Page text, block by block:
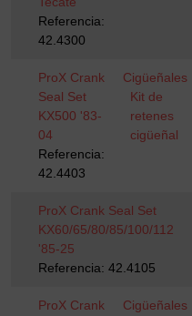
Referencia:
42.4300
ProX Crank
Seal Set
KX500 '83-
04
Referencia:
42.4403
Cigüeñales
Kit de
retenes
cigüeñal
ProX Crank Seal Set
KX60/65/80/85/100/112
'85-25
Referencia: 42.4105
ProX Crank
Cigüeñales